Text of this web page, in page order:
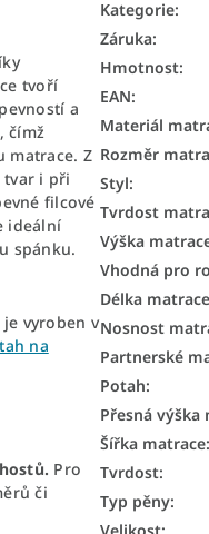
tvoří
a
čímž
matrace. Z
tvar i při
filcové
ideální
spánku.
vyroben v
na
Pro
či
Kategorie:
Záruka:
Hmotnost:
EAN:
Materiál
Rozměr
Styl:
Tvrdost
Výška
Vhodná pro
Délka matrace
Nosnost
Partnerské
Potah:
Přesná výška
Šířka matrace:
Tvrdost:
Typ pěny: